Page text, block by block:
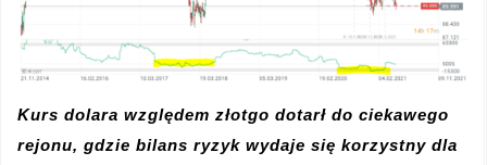
Kurs dolara względem złotgo dotarł do ciekawego
rejonu, gdzie bilans ryzyk wydaje się korzystny dla